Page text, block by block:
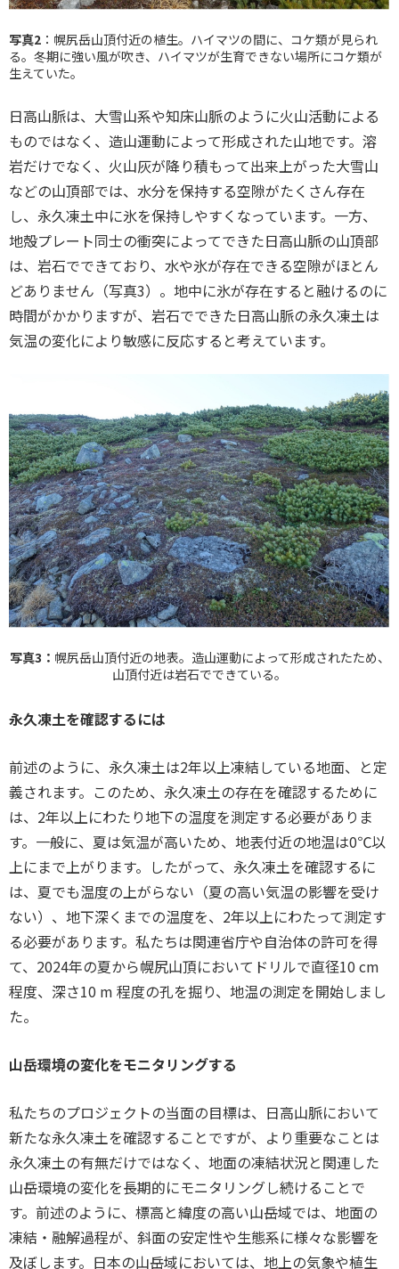
写真2 ：幌尻岳山頂付近の植生。ハイマツの間に、コケ類が見られ
る。冬期に強い風が吹き、ハイマツが生育できない場所にコケ類が
生えていた。
日高山脈は、大雪山系や知床山脈のように火山活動による
ものではなく、造山運動によって形成された山地です。溶
岩だけでなく、火山灰が降り積もって出来上がった大雪山
などの山頂部では、水分を保持する空隙がたくさん存在
し、永久凍土中に氷を保持しやすくなっています。一方、
地殻プレート同士の衝突によってできた日高山脈の山頂部
は、岩石でできており、水や氷が存在できる空隙がほとん
どありません（写真3）。地中に氷が存在すると融けるのに
時間がかかりますが、岩石でできた日高山脈の永久凍土は
気温の変化により敏感に反応すると考えています。
写真3： 幌尻岳山頂付近の地表。造山運動によって形成されたため、
山頂付近は岩石でできている。
永久凍土を確認するには
前述のように、永久凍土は2年以上凍結している地面、と定
義されます。このため、永久凍土の存在を確認するために
は、2年以上にわたり地下の温度を測定する必要がありま
す。一般に、夏は気温が高いため、地表付近の地温は0℃以
上にまで上がります。したがって、永久凍土を確認するに
は、夏でも温度の上がらない（夏の高い気温の影響を受け
ない）、地下深くまでの温度を、2年以上にわたって測定す
る必要があります。私たちは関連省庁や自治体の許可を得
て、2024年の夏から幌尻山頂においてドリルで直径10 cm
程度、深さ10 m 程度の孔を掘り、地温の測定を開始しまし
た。
山岳環境の変化をモニタリングする
私たちのプロジェクトの当面の目標は、日高山脈において
新たな永久凍土を確認することですが、より重要なことは
永久凍土の有無だけではなく、地面の凍結状況と関連した
山岳環境の変化を長期的にモニタリングし続けることで
す。前述のように、標高と緯度の高い山岳域では、地面の
凍結・融解過程が、斜面の安定性や生態系に様々な影響を
及ぼします。日本の山岳域においては、地上の気象や植生